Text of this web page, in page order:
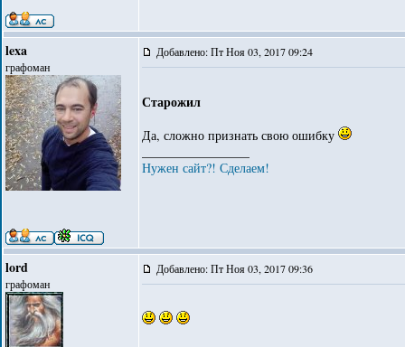
lexa
графоман
Добавлено: Пт Ноя 03, 2017 09:24
Старожил
Да, сложно признать свою ошибку
Нужен сайт?! Сделаем!
lord
графоман
Добавлено: Пт Ноя 03, 2017 09:36